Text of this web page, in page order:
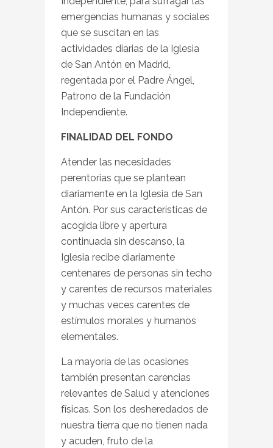
emergencias humanas y sociales
que se suscitan en las
actividades diarias de la Iglesia
de San Antón en Madrid,
regentada por el Padre Ángel,
Patrono de la Fundación
Independiente.
FINALIDAD DEL FONDO
Atender las necesidades
perentorias que se plantean
diariamente en la Iglesia de San
Antón. Por sus características de
acogida libre y apertura
continuada sin descanso, la
Iglesia recibe diariamente
centenares de personas sin techo
y carentes de recursos materiales
y muchas veces carentes de
estímulos morales y humanos
elementales.
La mayoría de las ocasiones
también presentan carencias
relevantes de Salud y atenciones
físicas. Son los desheredados de
nuestra tierra que no tienen nada
y acuden, fruto de la